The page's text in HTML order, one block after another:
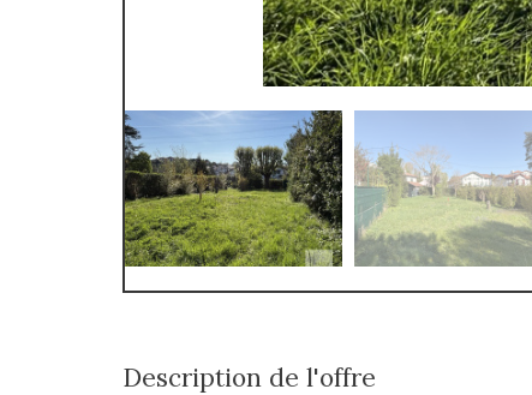
Description de l'offre